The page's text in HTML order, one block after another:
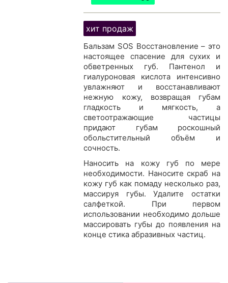
хит продаж
Бальзам SOS Восстановление – это
настоящее спасение для сухих и
обветренных губ. Пантенол и
гиалуроновая кислота интенсивно
увлажняют и восстанавливают
нежную кожу, возвращая губам
гладкость и мягкость, а
светоотражающие частицы
придают губам роскошный
обольстительный объём и
сочность.
Наносить на кожу губ по мере
необходимости. Наносите скраб на
кожу губ как помаду несколько раз,
массируя губы. Удалите остатки
салфеткой. При первом
использовании необходимо дольше
массировать губы до появления на
конце стика абразивных частиц.